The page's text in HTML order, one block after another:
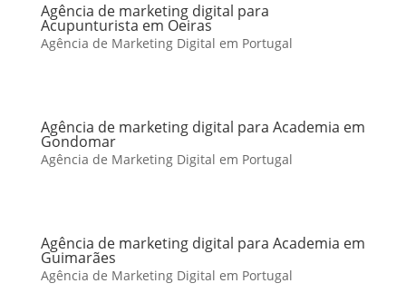
Agência de marketing digital para
Acupunturista em Oeiras
Agência de Marketing Digital em Portugal
Agência de marketing digital para Academia em
Gondomar
Agência de Marketing Digital em Portugal
Agência de marketing digital para Academia em
Guimarães
Agência de Marketing Digital em Portugal